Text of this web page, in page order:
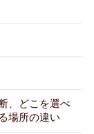
、どこを選べ
場所の違い